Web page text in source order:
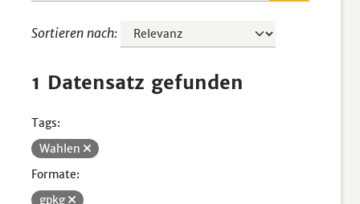
Sortieren nach
1 Datensatz gefunden
Tags:
Wahlen
Formate:
gpkg